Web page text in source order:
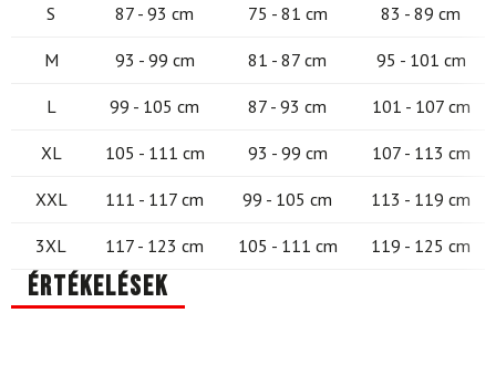
S 87 - 93 cm 75 - 81 cm 83 - 89 cm
M 93 - 99 cm 81 - 87 cm 95 - 101 cm
L 99 - 105 cm 87 - 93 cm 101 - 107 cm
XL 105 - 111 cm 93 - 99 cm 107 - 113 cm
XXL 111 - 117 cm 99 - 105 cm 113 - 119 cm
3XL 117 - 123 cm 105 - 111 cm 119 - 125 cm
Értékelések